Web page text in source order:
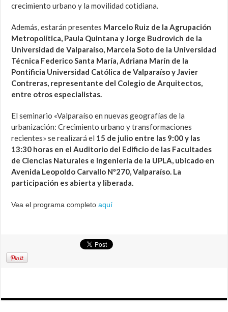
crecimiento urbano y la movilidad cotidiana.
Además, estarán presentes Marcelo Ruiz de la Agrupación
Metropolítica, Paula Quintana y Jorge Budrovich de la
Universidad de Valparaíso, Marcela Soto de la Universidad
Técnica Federico Santa María, Adriana Marín de la
Pontificia Universidad Católica de Valparaíso y Javier
Contreras, representante del Colegio de Arquitectos,
entre otros especialistas.
El seminario «Valparaíso en nuevas geografías de la
urbanización: Crecimiento urbano y transformaciones
recientes» se realizará el 15 de julio entre las 9:00 y las
13:30 horas en el Auditorio del Edificio de las Facultades
de Ciencias Naturales e Ingeniería de la UPLA, ubicado en
Avenida Leopoldo Carvallo Nº270, Valparaíso. La
participación es abierta y liberada.
Vea el programa completo aquí